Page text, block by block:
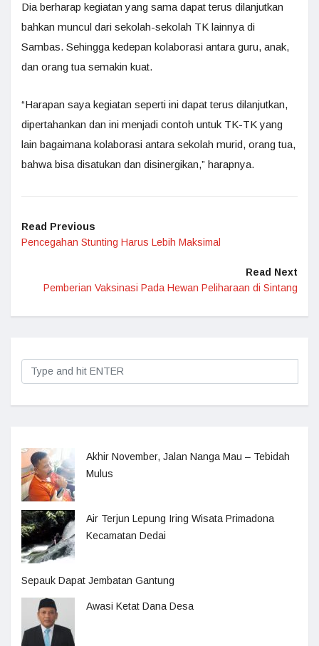
Dia berharap kegiatan yang sama dapat terus dilanjutkan
bahkan muncul dari sekolah-sekolah TK lainnya di
Sambas. Sehingga kedepan kolaborasi antara guru, anak,
dan orang tua semakin kuat.
“Harapan saya kegiatan seperti ini dapat terus dilanjutkan,
dipertahankan dan ini menjadi contoh untuk TK-TK yang
lain bagaimana kolaborasi antara sekolah murid, orang tua,
bahwa bisa disatukan dan disinergikan,” harapnya.
Read Previous
Pencegahan Stunting Harus Lebih Maksimal
Read Next
Pemberian Vaksinasi Pada Hewan Peliharaan di Sintang
Akhir November, Jalan Nanga Mau – Tebidah
Mulus
Air Terjun Lepung Iring Wisata Primadona
Kecamatan Dedai
Sepauk Dapat Jembatan Gantung
Awasi Ketat Dana Desa